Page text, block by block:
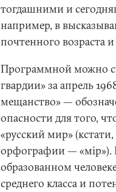
тогдашними и
например, в
почтенного возраста и
Программной можно
гвардии» за апрель
мещанство» —
опасности для того,
«русский мир»
орфографии — «мip»).
образованном
среднего класса и